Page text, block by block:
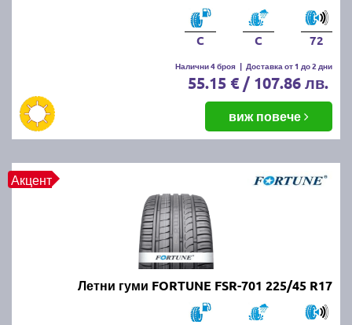
C C 72
Налични 4 броя | Доставка от 1 до 2 дни
55.15 € / 107.86 лв.
виж повече
Акцент
Летни гуми FORTUNE FSR-701 225/45 R17